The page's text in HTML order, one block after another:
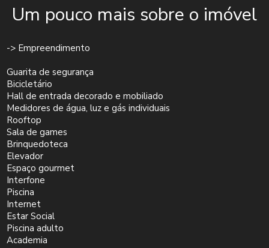
Um pouco mais sobre o imóvel
-> Empreendimento
Guarita de segurança
Bicicletário
Hall de entrada decorado e mobiliado
Medidores de água, luz e gás individuais
Rooftop
Sala de games
Brinquedoteca
Elevador
Espaço gourmet
Interfone
Piscina
Internet
Estar Social
Piscina adulto
Academia